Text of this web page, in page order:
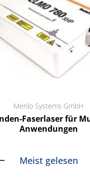
Menlo Systems GmbH
Faserlaser für
Anwendungen
Meist gelesen